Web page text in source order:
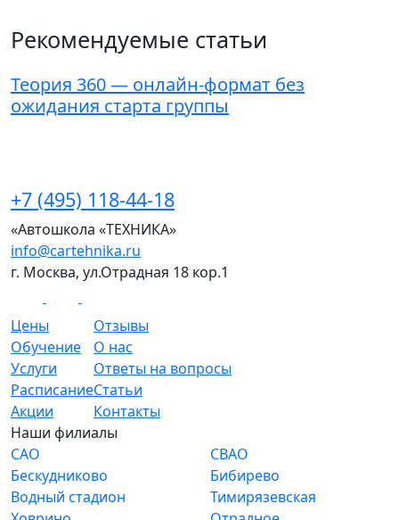
Рекомендуемые статьи
Теория 360 — онлайн-формат без
ожидания старта группы
+7 (495) 118-44-18
«Автошкола «ТЕХНИКА»
info@cartehnika.ru
г. Москва, ул.Отрадная 18 кор.1
Цены
Обучение
Услуги
Расписание
Акции
Отзывы
О нас
Ответы на вопросы
Статьи
Контакты
Наши филиалы
САО
Бескудниково
Водный стадион
СВАО
Бибирево
Тимирязевская